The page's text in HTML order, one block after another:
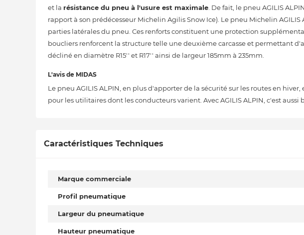
et la résistance du pneu à l'usure est maximale . De fait, le pneu AGILIS
rapport à son prédécesseur Michelin Agilis Snow Ice). Le pneu Michelin AGILIS
parties latérales du pneu. Ces renforts constituent une protection
boucliers renforcent la structure telle une deuxième carcasse et permettant
décliné en diamètre R15'' et R17'' ainsi de largeur 185mm à 235mm.
L'avis de MIDAS
Le pneu AGILIS ALPIN, en plus d'apporter de la sécurité sur les routes en
pour les utilitaires dont les conducteurs varient. Avec AGILIS ALPIN, c'est
Caractéristiques Techniques
Marque commerciale
Profil pneumatique
Largeur du pneumatique
Hauteur pneumatique